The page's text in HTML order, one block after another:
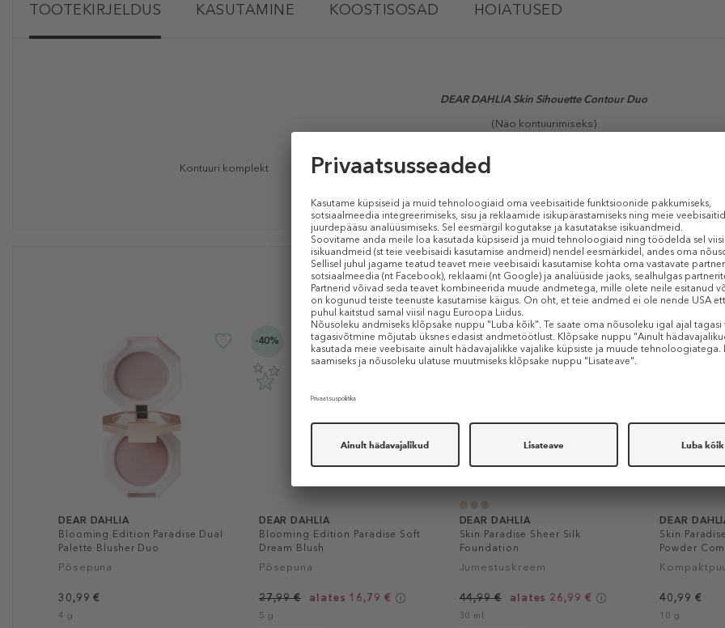
TOOTEKIRJELDUS KASUTAMINE KOOSTISOSAD HOIATUSED
DEAR DAHLIA Skin Sihouette Contour Duo
(Näo kontuurimiseks)
Kontuuri komplekt
Sarnased tooted
DEAR DAHLIA
Blooming Edition Paradise Dual
Palette Blusher Duo
Põsepuna
30,99 €
4 g
-40%
DEAR DAHLIA
Blooming Edition Paradise Soft
Dream Blush
Põsepuna
27,99 € alates 16,79 €
5 g
-40%
DEAR DAHLIA
Skin Paradise Sheer Silk
Foundation
Jumestuskreem
44,99 € alates 26,99 €
30 ml
DEAR
Skin
Powder
40,99 €
10 g